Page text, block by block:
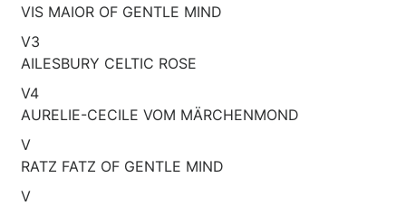
VIS MAIOR OF GENTLE MIND
V3
AILESBURY CELTIC ROSE
V4
AURELIE-CECILE VOM MÄRCHENMOND
V
RATZ FATZ OF GENTLE MIND
V